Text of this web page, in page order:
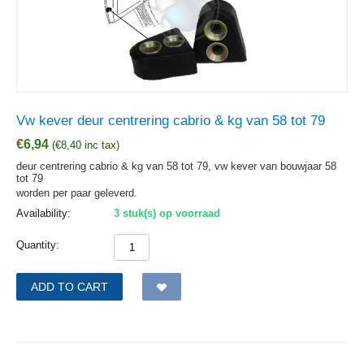
Vw kever deur centrering cabrio & kg van 58 tot 79
€6,94 (€8,40 inc tax)
deur centrering cabrio & kg van 58 tot 79, vw kever van bouwjaar 58
tot 79
worden per paar geleverd.
Availability:
3 stuk(s) op voorraad
Quantity:
ADD TO CART